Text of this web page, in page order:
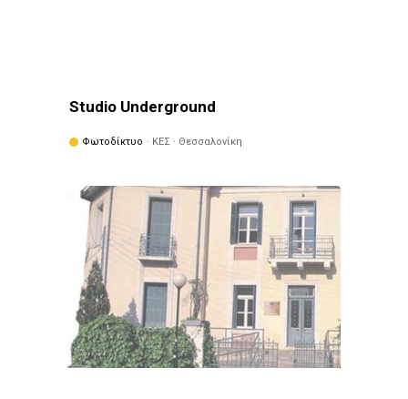
Studio Underground
Φωτοδίκτυο · ΚΕΣ · Θεσσαλονίκη